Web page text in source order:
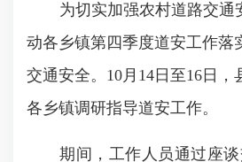
为切实加强农村道路交通
动各乡镇第四季度道安工作落
交通安全。 10月14日至16日，
各乡镇调研指导道安工作。
期间，工作人员通过座谈